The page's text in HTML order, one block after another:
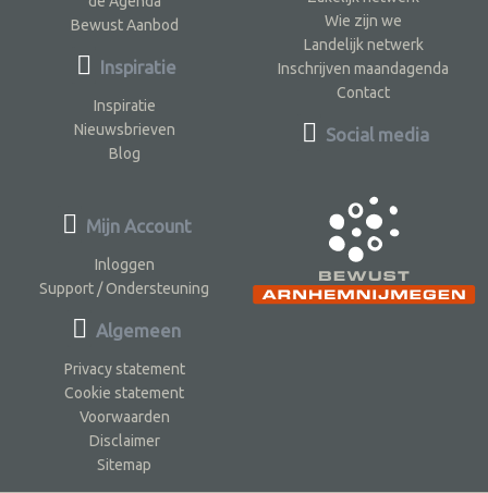
Bewust Aanbod
Inspiratie
Inspiratie
Nieuwsbrieven
Blog
Wie zijn we
Landelijk netwerk
Inschrijven maandagenda
Contact
Social media
Mijn Account
Inloggen
Support / Ondersteuning
Algemeen
Privacy statement
Cookie statement
Voorwaarden
Disclaimer
Sitemap